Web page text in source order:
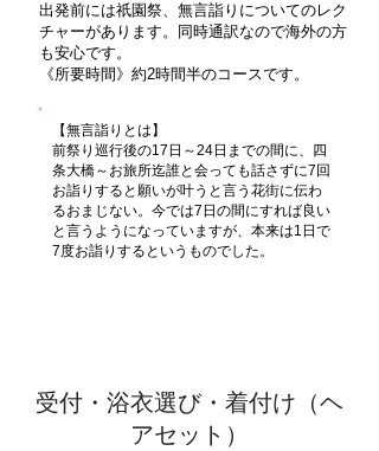
出発前には祇園祭、無言詣りについてのレク
チャーがあります。同時通訳なので海外の方
も安心です。
​《所要時間》約2時間半のコースです。
【無言詣りとは】
前祭り巡行後の17日～24日までの間に、
四
条大橋～お旅所迄誰と会っても話さずに7回
お詣りすると願いが叶うと言う花街に伝わ
るおまじない。 今では7日の間にすれば良い
と言うようになっていますが、本来は1日で
7度お詣りするというものでした。
受付・浴衣選び・着付け（ヘ
アセット）